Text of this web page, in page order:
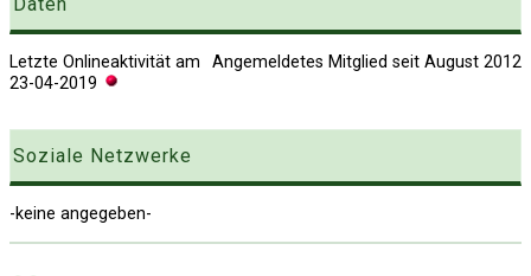
Angemeldetes Mitglied seit August 2012
Letzte Onlineaktivität am
23-04-2019
Soziale Netzwerke
-keine angegeben-